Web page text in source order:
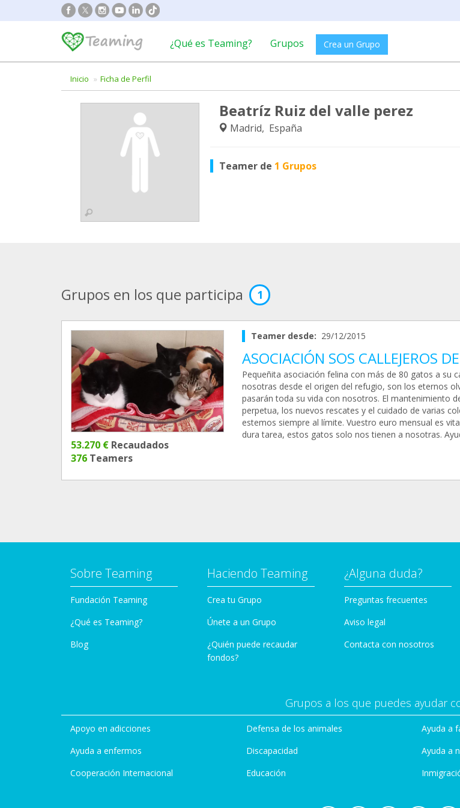
¿Qué es Teaming? Grupos Crea un Grupo
Inicio Ficha de Perfil
Beatríz Ruiz del valle perez
Madrid, España
Teamer de 1 Grupos
Grupos en los que participa 1
53.270 € Recaudados
376 Teamers
Teamer desde: 29/12/2015
ASOCIACIÓN SOS CALLEJEROS
Pequeñita asociación felina con más de 80 gatos a su
nosotras desde el origen del refugio, son los eternos
pasarán toda su vida con nosotros. El mantenimiento
perpetua, los nuevos rescates y el cuidado de varias
estemos siempre al límite. Vuestro euro mensual es
dura tarea, estos gatos solo nos tienen a nosotras.
Sobre Teaming
Fundación Teaming
¿Qué es Teaming?
Blog
Haciendo Teaming
Crea tu Grupo
Únete a un Grupo
¿Quién puede recaudar
fondos?
¿Alguna duda?
Preguntas frecuentes
Aviso legal
Contacta con nosotros
Grupos a los que puedes ayudar
Apoyo en adicciones
Ayuda a enfermos
Cooperación Internacional
Defensa de los animales
Discapacidad
Educación
Ayuda a
Ayuda a